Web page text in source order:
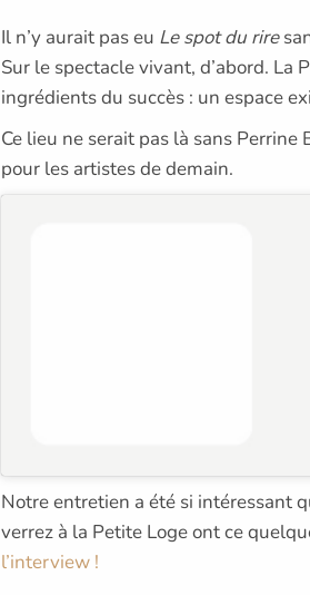
Il n’y aurait pas eu Le spot du rire
Sur le spectacle vivant, d’abord. La
ingrédients du succès : un espace
Ce lieu ne serait pas là sans
pour les artistes de demain.
Notre entretien a été si intéressant
verrez à la Petite Loge ont ce
l’interview !